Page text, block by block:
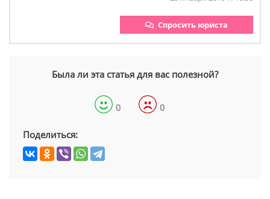
Спросить юриста
Была ли эта статья для вас полезной?
0 0
Поделиться: